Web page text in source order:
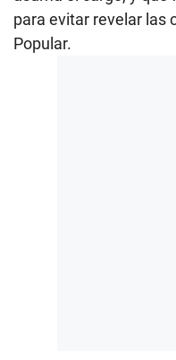
para evitar revelar las
Popular.